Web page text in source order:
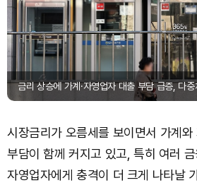
금리 상승에 가계·자영업자 대출 부담 급증, 다
시장금리가 오름세를 보이면서 가계
부담이 함께 커지고 있고, 특히 여러
자영업자에게 충격이 더 크게 나타날